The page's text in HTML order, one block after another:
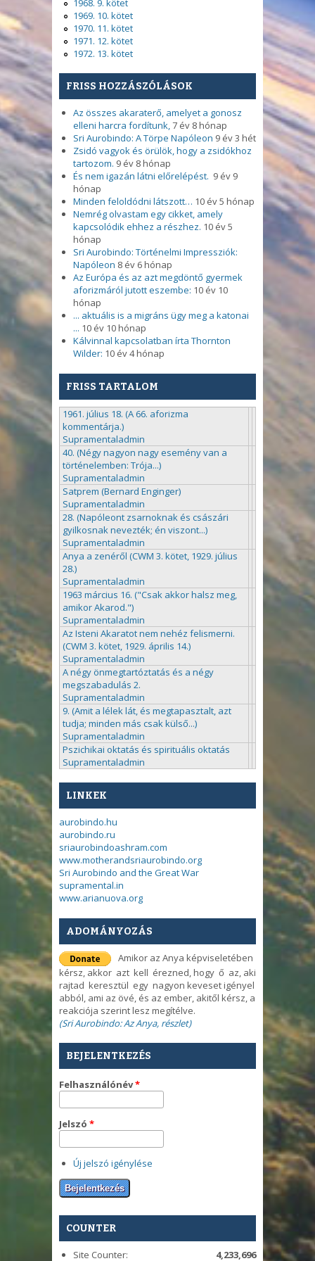
1968. 9. kötet
1969. 10. kötet
1970. 11. kötet
1971. 12. kötet
1972. 13. kötet
FRISS HOZZÁSZÓLÁSOK
Az összes akaraterő, amelyet a gonosz
elleni harcra fordítunk,7 év 8 hónap
Sri Aurobindo: A Törpe Napóleon 9 év 3 hét
Zsidó vagyok és örülök, hogy a zsidókhoz
tartozom. 9 év 8 hónap
És nem igazán látni előrelépést. 9 év 9
hónap
Minden feloldódni látszott… 10 év 5 hónap
Nemrég olvastam egy cikket, amely
kapcsolódik ehhez a részhez. 10 év 5
hónap
Sri Aurobindo: Történelmi Impressziók:
Napóleon 8 év 6 hónap
Az Európa és az azt megdöntő gyermek
aforizmáról jutott eszembe: 10 év 10
hónap
... aktuális is a migráns ügy meg a katonai
... 10 év 10 hónap
Kálvinnal kapcsolatban írta Thornton
Wilder: 10 év 4 hónap
FRISS TARTALOM
1961. július 18. (A 66. aforizma
kommentárja.)
Supramentaladmin
40. (Négy nagyon nagy esemény van a
történelemben: Trója...)
Supramentaladmin
Satprem (Bernard Enginger)
Supramentaladmin
28. (Napóleont zsarnoknak és császári
gyilkosnak nevezték; én viszont...)
Supramentaladmin
Anya a zenéről (CWM 3. kötet, 1929. július
28.)
Supramentaladmin
1963 március 16. ("Csak akkor halsz meg,
amikor Akarod.")
Supramentaladmin
Az Isteni Akaratot nem nehéz felismerni.
(CWM 3. kötet, 1929. április 14.)
Supramentaladmin
A négy önmegtartóztatás és a négy
megszabadulás 2.
Supramentaladmin
9. (Amit a lélek lát, és megtapasztalt, azt
tudja; minden más csak külső...)
Supramentaladmin
Pszichikai oktatás és spirituális oktatás
Supramentaladmin
LINKEK
aurobindo.hu
aurobindo.ru
sriaurobindoashram.com
www.motherandsriaurobindo.org
Sri Aurobindo and the Great War
supramental.in
www.arianuova.org
ADOMÁNYOZÁS
Amikor az Anya képviseletében
kérsz, akkor azt kell érezned, hogy ő az, aki
rajtad keresztül egy nagyon keveset igényel
abból, ami az övé, és az ember, akitől kérsz, a
reakciója szerint lesz megítélve.
(Sri Aurobindo: Az Anya, részlet)
BEJELENTKEZÉS
Felhasználónév*
Jelszó *
Új jelszó igénylése
COUNTER
Site Counter:
4,233,696